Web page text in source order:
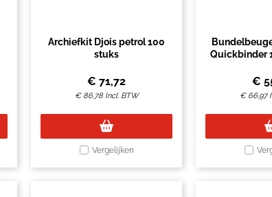
Archiefkit Djois petrol 100
stuks
€ 71,72
€ 86,78 Incl. BTW
Vergelijken
Quickbinder
€
€ 66,97